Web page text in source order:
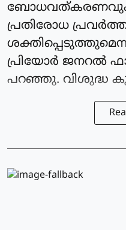
ബോധവത്കരണവും
പ്രതിരോധ
പ്രിയോർ ജനറൽ
പറഞ്ഞു. വിശുദ്ധ